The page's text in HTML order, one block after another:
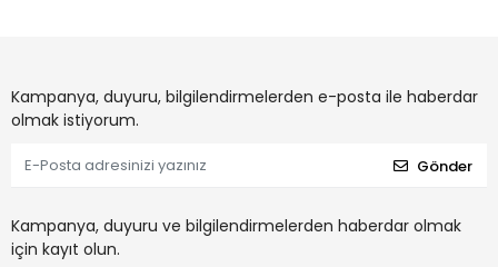
Kampanya, duyuru, bilgilendirmelerden e-posta ile haberdar
olmak istiyorum.
Gönder
Kampanya, duyuru ve bilgilendirmelerden haberdar olmak
için kayıt olun.